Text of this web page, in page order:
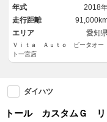
１５インチ鉄
年式
2018
走行距離
エリア
愛知
Ｖｉｔａ Ａｕｔｏ ビータオー
ト一宮店
ダイハツ
トール カスタムＧ